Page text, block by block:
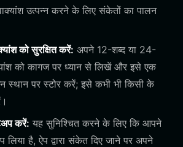
उत्पन्न करने के लिए संकेतों का पालन
को सुरक्षित करें: अपने 12-शब्द या 24-
को कागज पर ध्यान से लिखें और इसे एक
स्थान पर स्टोर करें; इसे कभी भी किसी के
करें: यह सुनिश्चित करने के लिए कि आपने
है, ऐप द्वारा संकेत दिए जाने पर अपने